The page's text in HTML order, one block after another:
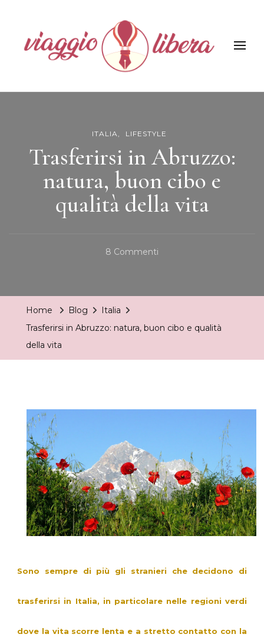
Viaggiolibera
ITALIA LIFESTYLE
Trasferirsi in Abruzzo:
natura, buon cibo e
qualità della vita
8 Commenti
Home Blog
Italia
Trasferirsi in Abruzzo: natura, buon cibo e qualità
della vita
Sono sempre di più gli stranieri che decidono di
trasferirsi in Italia, in particolare nelle regioni verdi
dove la vita scorre lenta e a stretto contatto con la